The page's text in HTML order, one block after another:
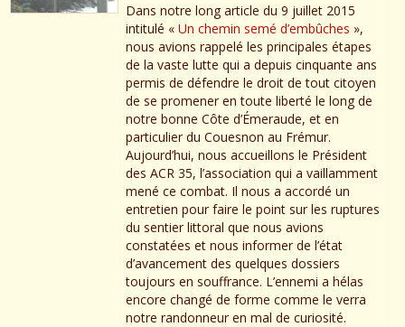
Dans notre long article du 9 juillet 2015
intitulé « Un chemin semé d’embûches »,
nous avions rappelé les principales étapes
de la vaste lutte qui a depuis cinquante ans
permis de défendre le droit de tout citoyen
de se promener en toute liberté le long de
notre bonne Côte d’Émeraude, et en
particulier du Couesnon au Frémur.
Aujourd’hui, nous accueillons le Président
des ACR 35, l’association qui a vaillamment
mené ce combat. Il nous a accordé un
entretien pour faire le point sur les ruptures
du sentier littoral que nous avions
constatées et nous informer de l’état
d’avancement des quelques dossiers
toujours en souffrance. L’ennemi a hélas
encore changé de forme comme le verra
notre randonneur en mal de curiosité.